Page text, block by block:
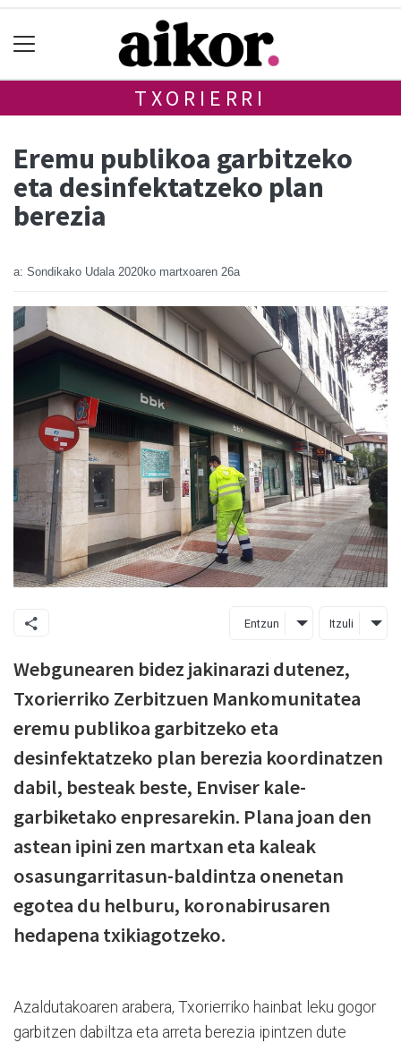
TXORIERRI
Eremu publikoa garbitzeko
eta desinfektatzeko plan
berezia
a: Sondikako Udala 2020ko martxoaren 26a
Entzun Itzuli
Webgunearen bidez jakinarazi dutenez,
Txorierriko Zerbitzuen Mankomunitatea
eremu publikoa garbitzeko eta
desinfektatzeko plan berezia koordinatzen
dabil, besteak beste, Enviser kale-
garbiketako enpresarekin. Plana joan den
astean ipini zen martxan eta kaleak
osasungarritasun-baldintza onenetan
egotea du helburu, koronabirusaren
hedapena txikiagotzeko.
Azaldutakoaren arabera, Txorierriko hainbat leku gogor
garbitzen dabiltza eta arreta berezia ipintzen dute